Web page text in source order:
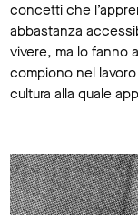
concetti che
abbastanza
vivere, ma lo fanno
compiono nel
cultura alla quale